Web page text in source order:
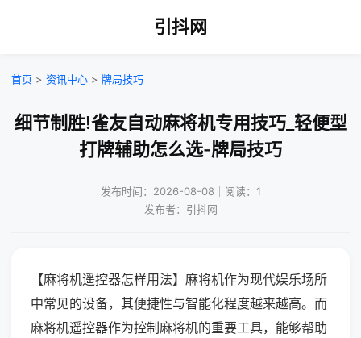
引抖网
首页 > 资讯中心 > 牌局技巧
细节制胜!雀友自动麻将机专用技巧_轻便型
打牌辅助怎么选-牌局技巧
发布时间：2026-08-08｜阅读：1
发布者：引抖网
【麻将机遥控器怎样用法】麻将机作为现代娱乐场所
中常见的设备，其便捷性与智能化程度越来越高。而
麻将机遥控器作为控制麻将机的重要工具，能够帮助